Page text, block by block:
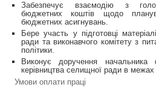
Забезпечує взаємодію з
бюджетних коштів щодо
бюджетних асигнувань.
Бере участь у підготовці
ради та виконавчого комітету з
політики.
Виконує доручення начальника
керівництва селищної ради в межах
Умови оплати праці